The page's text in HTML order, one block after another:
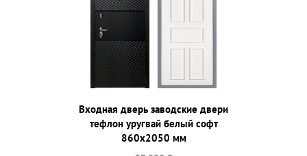
Входная дверь заводские двери
тефлон уругвай белый софт
860х2050 мм